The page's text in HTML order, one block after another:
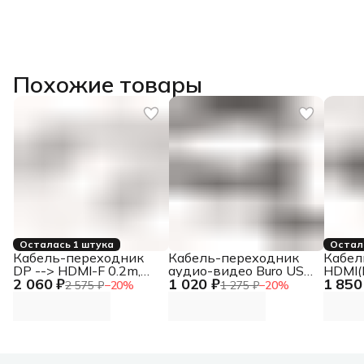
Похожие товары
Осталась 1 штука
2 060 ₽2 575 ₽−20%
Кабель-переходник
DP --> HDMI-F 0.2m,
серый металлик,
1 020 ₽1 275 ₽−20%
Кабель-переходник
аудио-видео Buro USB
Type-C (m)/HDMI (m)
1
DP(M)